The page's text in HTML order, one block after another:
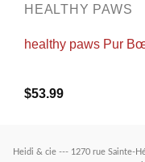
HEALTHY PAWS
healthy paws Pur
$53.99
Heidi & cie --- 1270 rue Sainte-